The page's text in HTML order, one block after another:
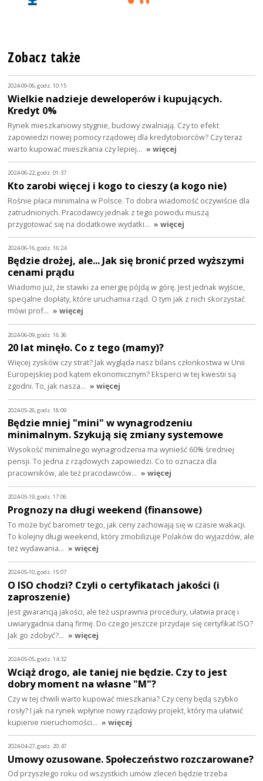
Zobacz także
2024-09-06, godz. 10:15
Wielkie nadzieje deweloperów i kupujących.
Kredyt 0%
Rynek mieszkaniowy stygnie, budowy zwalniają. Czy to efekt
zapowiedzi nowej pomocy rządowej dla kredytobiorców? Czy teraz
warto kupować mieszkania czy lepiej… » więcej
2024-06-22, godz. 01:37
Kto zarobi więcej i kogo to cieszy (a kogo nie)
Rośnie płaca minimalna w Polsce. To dobra wiadomość oczywiście dla
zatrudnionych. Pracodawcy jednak z tego powodu muszą
przygotować się na dodatkowe wydatki… » więcej
2024-06-16, godz. 16:24
Będzie drożej, ale... Jak się bronić przed wyższymi
cenami prądu
Wiadomo już, że stawki za energię pójdą w górę. Jest jednak wyjście,
specjalne dopłaty, które uruchamia rząd. O tym jak z nich skorzystać
mówi prof… » więcej
2024-06-09, godz. 16:36
20 lat minęło. Co z tego (mamy)?
Więcej zysków czy strat? Jak wygląda nasz bilans członkostwa w Unii
Europejskiej pod kątem ekonomicznym? Eksperci w tej kwestii są
zgodni. To, jak nasza… » więcej
2024-05-26, godz. 18:09
Będzie mniej "mini" w wynagrodzeniu
minimalnym. Szykują się zmiany systemowe
Wysokość minimalnego wynagrodzenia ma wynieść 60% średniej
pensji. To jedna z rządowych zapowiedzi. Co to oznacza dla
pracowników, ale też pracodawców… » więcej
2024-05-19, godz. 17:06
Prognozy na długi weekend (finansowe)
To może być barometr tego, jak ceny zachowają się w czasie wakacji.
To kolejny długi weekend, który zmobilizuje Polaków do wyjazdów, ale
też wydawania… » więcej
2024-05-10, godz. 15:07
O ISO chodzi? Czyli o certyfikatach jakości (i
zaproszenie)
Jest gwarancją jakości, ale też usprawnia procedury, ułatwia pracę i
uwiarygadnia daną firmę. Do czego jeszcze przydaje się certyfikat ISO?
Jak go zdobyć?… » więcej
2024-05-05, godz. 14:32
Wciąż drogo, ale taniej nie będzie. Czy to jest
dobry moment na własne "M"?
Czy w tej chwili warto kupować mieszkania? Czy ceny będą szybko
rosły? I jak na rynek wpłynie nowy rządowy projekt, który ma ułatwić
kupienie nieruchomości… » więcej
2024-04-27, godz. 20:47
Umowy ozusowane. Społeczeństwo rozczarowane?
Od przyszłego roku od wszystkich umów zleceń będzie trzeba